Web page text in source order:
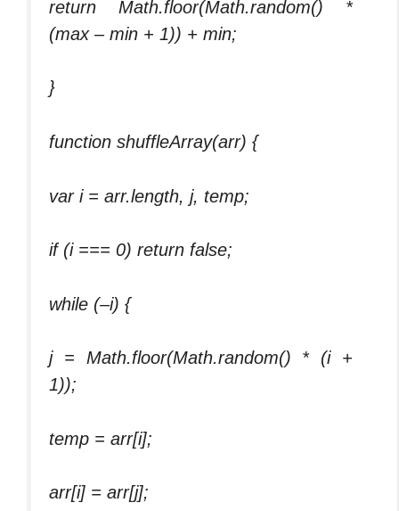
return Math.floor(Math.random() *
(max – min + 1)) + min;
}
function shuffleArray(arr) {
var i = arr.length, j, temp;
if (i === 0) return false;
while (–i) {
j = Math.floor(Math.random() * (i +
1));
temp = arr[i];
arr[i] = arr[j];